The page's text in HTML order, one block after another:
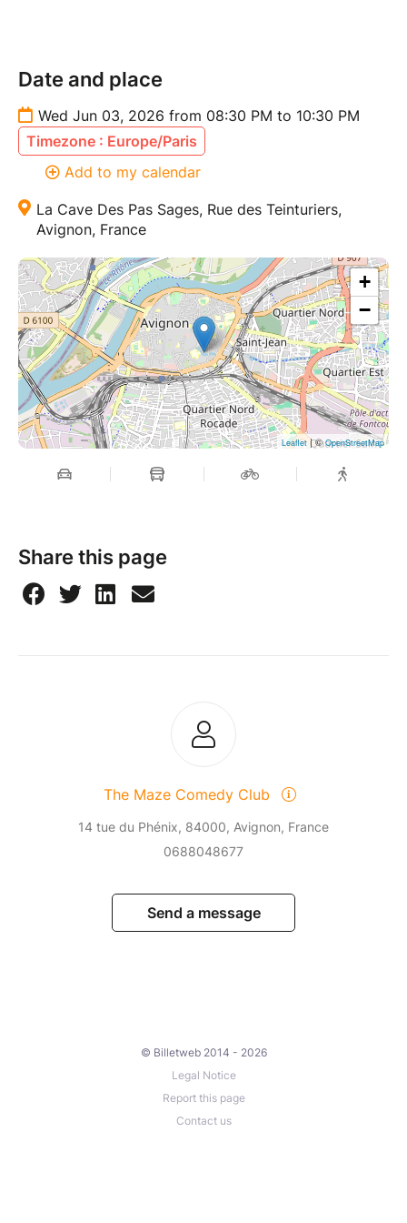
artistes
(5e recommandé)
Venez boire un verre, rire un bon coup
et soutenir la scène humoristique locale !!!
Date and place
Wed Jun 03, 2026 from 08:30 PM to 10:30 PM
Timezone : Europe/Paris
Add to my calendar
La Cave Des Pas Sages, Rue des Teinturiers,
Avignon, France
+
−
Leaflet| ©OpenStreetMap
Share this page
The Maze Comedy Club
14 tue du Phénix, 84000, Avignon, France
0688048677
Send a message
© Billetweb 2014 - 2026
Legal Notice
Report this page
Contact us